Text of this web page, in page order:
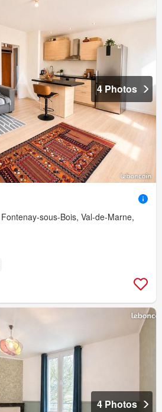
4 Photos
sous-Bois, Val-de-Marne,
4 Photos